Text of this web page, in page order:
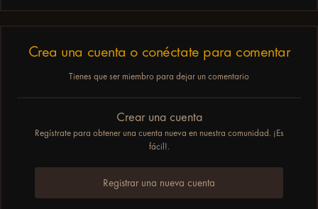
Crea una cuenta o conéctate para comentar
Tienes que ser miembro para dejar un comentario
Crear una cuenta
Regístrate para obtener una cuenta nueva en nuestra comunidad. ¡Es
fácil!.
Registrar una nueva cuenta